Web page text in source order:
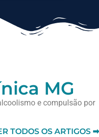
MG
e compulsão por
TODOS OS ARTIGOS ➡